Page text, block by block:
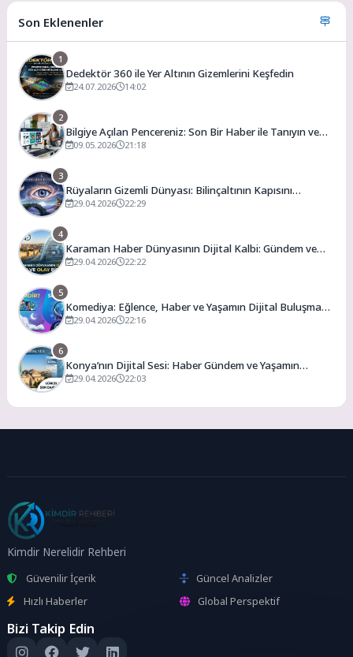
Son Eklenenler
1
Dedektör 360 ile Yer Altının Gizemlerini Keşfedin
24.07.2026 14:02
2
Bilgiye Açılan Pencereniz: Son Bir Haber ile Tanıyın ve
Keşfedin
09.05.2026 21:18
3
Rüyaların Gizemli Dünyası: Bilinçaltının Kapısını
Aralamak
29.04.2026 22:29
4
Karaman Haber Dünyasının Dijital Kalbi: Gündem ve
Olay
29.04.2026 22:22
5
Komediya: Eğlence, Haber ve Yaşamın Dijital Buluşma
Noktası
29.04.2026 22:16
6
Konya’nın Dijital Sesi: Haber Gündem ve Yaşamın
Merkezi
29.04.2026 22:03
Kimdir Nerelidir Rehberi
Güvenilir İçerik
Güncel Analizler
Hızlı Haberler
Global Perspektif
Bizi Takip Edin